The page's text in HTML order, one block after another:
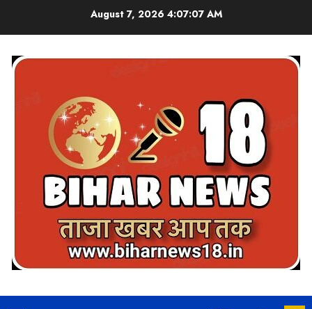
August 7, 2026 4:07:08 AM